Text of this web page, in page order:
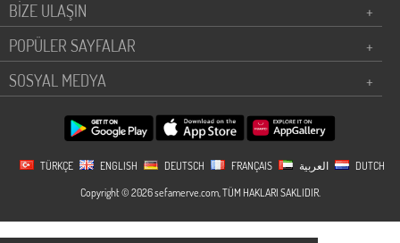
BİZE ULAŞIN
+
POPÜLER SAYFALAR
+
SOSYAL MEDYA
+
TÜRKÇE ENGLISH DEUTSCH FRANÇAIS
DUTCH
Copyright © 2026 sefamerve.com, TÜM HAKLARI SAKLIDIR.